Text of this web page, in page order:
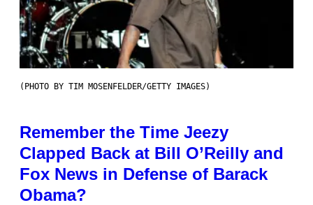
(PHOTO BY TIM MOSENFELDER/GETTY IMAGES)
Remember the Time Jeezy
Clapped Back at Bill O’Reilly and
Fox News in Defense of Barack
Obama?